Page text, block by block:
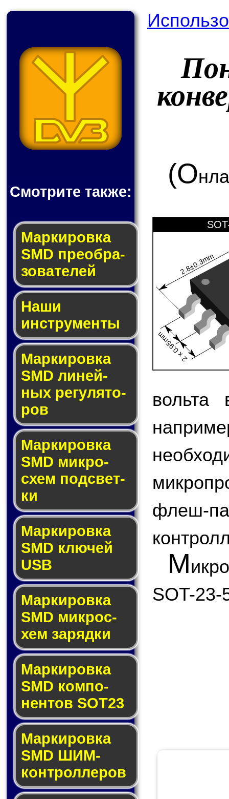
Смотрите также:
Мар­ки­ров­ка
SMD пре­об­ра­
зо­ва­те­лей
Наши
инструменты
Маркировка
SMD ли­ней­
ных ре­гу­ля­то­
ров
Маркировка
SMD мик­ро­
схем под­свет­
ки
Маркировка
SMD клю­чей
USB
Маркировка
SMD мик­рос­
хем за­ряд­ки
Маркировка
SMD ком­по­
нен­тов SOT23
Маркировка
SMD ШИМ-
кон­трол­ле­ров
(О
2.8±0.3mm
2 x 0.95mm
вольта
М
SOT-23-